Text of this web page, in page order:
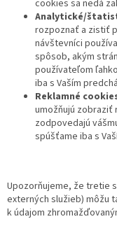
cookies sa nedá
Analytické/
rozpoznať a zistiť
návštevníci
spôsob, akým
používateľom
iba s Vaším
Reklamné
umožňujú zobraziť
zodpovedajú
spúšťame iba s
Upozorňujeme, že tretie
externých služieb) môžu
k údajom